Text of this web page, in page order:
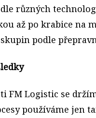
různých
až po krabice na
podle
FM Logistic se
používáme jen